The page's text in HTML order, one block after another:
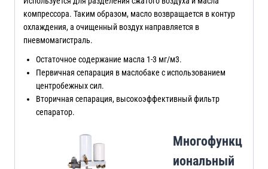
компрессора. Таким образом, масло возвращается в контур
охлаждения, а очищенный воздух направляется в
пневмомагистраль.
Остаточное содержание масла 1-3 мг/м3.
Первичная сепарация в маслобаке с использованием
центробежных сил.
Вторичная сепарация, высокоэффективный фильтр
сепаратор.
Многофункц
иональный